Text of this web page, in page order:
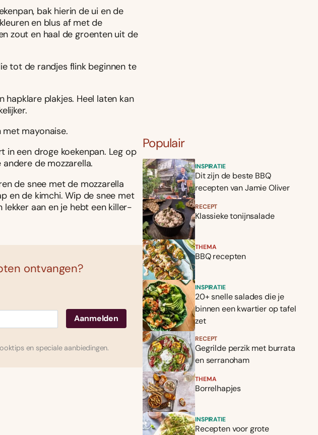
bak hierin de ui en de
en blus af met de
zout en haal de groenten uit de
tot de randjes flink beginnen te
hapklare plakjes. Heel laten kan
mayonaise.
een droge koekenpan. Leg op
de mozzarella.
de snee met de mozzarella
en de kimchi. Wip de snee met
lekker aan en je hebt een killer-
ontvangen?
en speciale aanbiedingen.
Populair
INSPIRATIE
Dit zijn de beste BBQ
recepten van Jamie Oliver
RECEPT
Klassieke tonijnsalade
THEMA
BBQ recepten
INSPIRATIE
20+ snelle salades die je
binnen een kwartier op tafel
zet
RECEPT
Gegrilde perzik met burrata
en serranoham
THEMA
Borrelhapjes
INSPIRATIE
Recepten voor grote